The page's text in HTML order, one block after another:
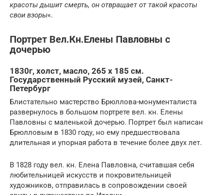
красоты дышит смерть, он отвращает от такой красоты
свои взоры«.
Портрет Вел.Кн.Елены Павловны с
дочерью
1830г, холст, масло, 265 х 185 см.
Государственный Русский музей, Санкт-
Петербург
Блистательно мастерство Брюллова-монументалиста
развернулось в большом портрете вел. кн. Елены
Павловны с маленькой дочерью. Портрет был написан
Брюлловым в 1830 году, но ему предшествовала
длительная и упорная работа в течение более двух лет.
В 1828 году вел. кн. Елена Павловна, считавшая себя
любительницей искусств и покровительницей
художников, отправилась в сопровождении своей